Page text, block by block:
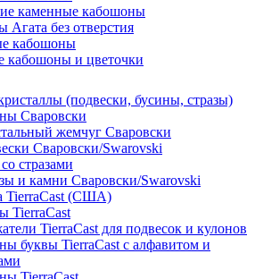
каменные кабошоны
Агата без отверстия
кабошоны
кабошоны и цветочки
(подвески, бусины, стразы)
Сваровски
жемчуг Сваровски
Сваровски/Swarovski
стразами
и камни Сваровски/Swarovski
TierraCast (США)
TierraCast
TierraCast для подвесок и кулонов
буквы TierraCast с алфавитом и